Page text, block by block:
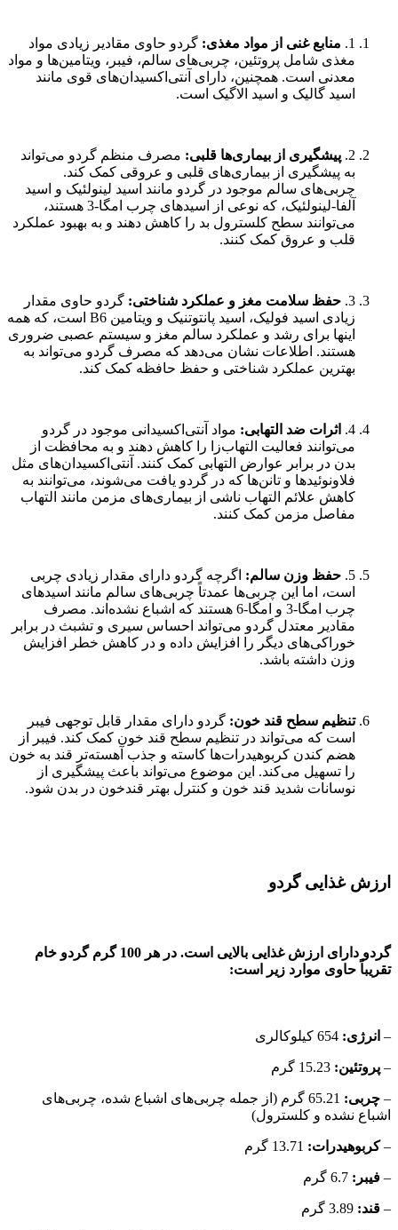
1. منابع غنی از مواد مغذی: گردو حاوی مقادیر زیادی مواد
مغذی شامل پروتئین، چربی‌های سالم، فیبر، ویتامین‌ها و مواد
معدنی است. همچنین، دارای آنتی‌اکسیدان‌های قوی مانند
اسید گالیک و اسید الاگیک است.
2. پیشگیری از بیماری‌ها قلبی: مصرف منظم گردو می‌تواند
به پیشگیری از بیماری‌های قلبی و عروقی کمک کند.
چربی‌های سالم موجود در گردو مانند اسید لینولئیک و اسید
آلفا-لینولئیک، که نوعی از اسیدهای چرب امگا-3 هستند،
می‌توانند سطح کلسترول بد را کاهش دهند و به بهبود عملکرد
قلب و عروق کمک کنند.
3. حفظ سلامت مغز و عملکرد شناختی: گردو حاوی مقدار
زیادی اسید فولیک، اسید پانتوتنیک و ویتامین B6 است، که همه
اینها برای رشد و عملکرد سالم مغز و سیستم عصبی ضروری
هستند. اطلاعات نشان می‌دهد که مصرف گردو می‌تواند به
بهترین عملکرد شناختی و حفظ حافظه کمک کند.
4. اثرات ضد التهابی: مواد آنتی‌اکسیدانی موجود در گردو
می‌توانند فعالیت التهاب‌زا را کاهش دهند و به محافظت از
بدن در برابر عوارض التهابی کمک کنند. آنتی‌اکسیدان‌های مثل
فلاونوئیدها و تانن‌ها که در گردو یافت می‌شوند، می‌توانند به
کاهش علائم التهاب ناشی از بیماری‌های مزمن مانند التهاب
مفاصل مزمن کمک کنند.
5. حفظ وزن سالم: اگرچه گردو دارای مقدار زیادی چربی
است، اما این چربی‌ها عمدتاً چربی‌های سالم مانند اسید‌های
چرب امگا-3 و امگا-6 هستند که اشباع نشده‌اند. مصرف
مقادیر معتدل گردو می‌تواند احساس سیری و تشبث در برابر
خوراکی‌های دیگر را افزایش داده و در کاهش خطر افزایش
وزن داشته باشد.
تنظیم سطح قند خون: گردو دارای مقدار قابل توجهی فیبر
است که می‌تواند در تنظیم سطح قند خون کمک کند. فیبر از
هضم کندن کربوهیدرات‌ها کاسته و جذب آهسته‌تر قند به خون
را تسهیل می‌کند. این موضوع می‌تواند باعث پیشگیری از
نوسانات شدید قند خون و کنترل بهتر قندخون در بدن شود.
ارزش غذایی گردو
گردو دارای ارزش غذایی بالایی است. در هر 100 گرم گردو خام
تقریباً حاوی موارد زیر است:
– انرژی:
– پروتئین:
– چربی:
65.21 گرم (از جمله چربی‌های اشباع شده، چربی‌های
اشباع نشده و کلسترول)
–کربوهیدرات:
– فیبر:
– قند: